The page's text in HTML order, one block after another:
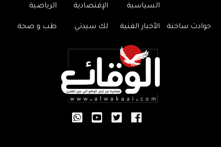
السياسية
الإقتصادية
الرياضية
حوادث ساخنة الأخبار الفنية لك سيدتي طب و صحة